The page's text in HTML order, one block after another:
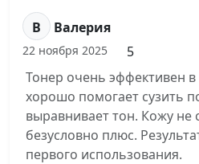
В Валерия
22 ноября 2025
5
Тонер очень эффективен
хорошо помогает сузить
выравнивает тон. Кожу не
безусловно плюс.
первого использования.